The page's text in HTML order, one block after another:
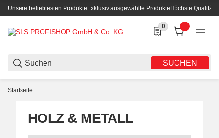
Unsere beliebtesten ProdukteExklusiv ausgewählte ProdukteHöchste Qualität
SUCHEN
0
0 Produkte in der
Startseite
HOLZ & METALL